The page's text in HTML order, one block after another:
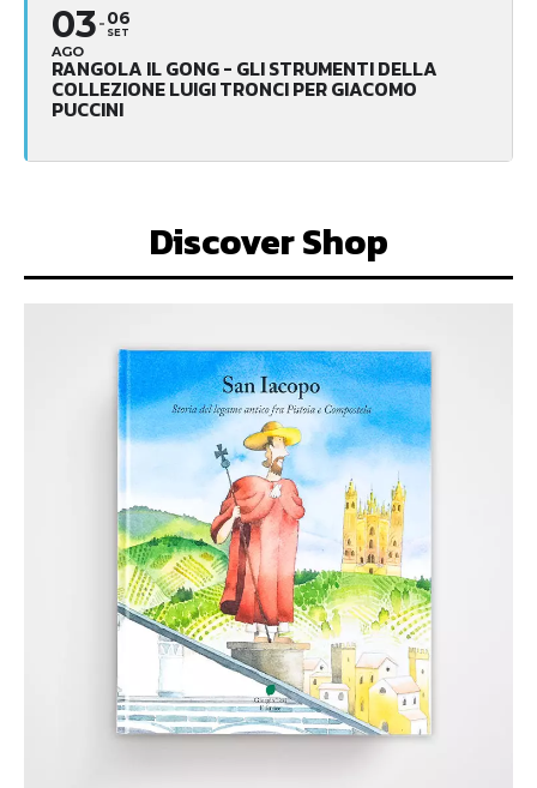
03
AGO
06
SET
RANGOLA IL GONG - GLI STRUMENTI DELLA
COLLEZIONE LUIGI TRONCI PER GIACOMO
PUCCINI
Discover Shop